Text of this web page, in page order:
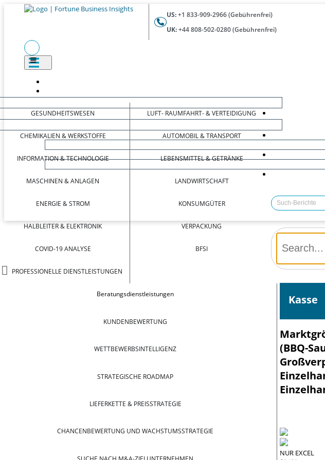
US:+1 833-909-2966 (Gebührenfrei)
UK:+44 808-502-0280 (Gebührenfrei)
GESUNDHEITSWESEN
CHEMIKALIEN & WERKSTOFFE
INFORMATION & TECHNOLOGIE
MASCHINEN & ANLAGEN
ENERGIE & STROM
HALBLEITER & ELEKTRONIK
COVID-19 ANALYSE
PROFESSIONELLE DIENSTLEISTUNGEN
LUFT- RAUMFAHRT- & VERTEIDIGUNG
AUTOMOBIL & TRANSPORT
LEBENSMITTEL & GETRÄNKE
LANDWIRTSCHAFT
KONSUMGÜTER
VERPACKUNG
BFSI
Beratungsdienstleistungen
KUNDENBEWERTUNG
WETTBEWERBSINTELLIGENZ
STRATEGISCHE ROADMAP
LIEFERKETTE & PREISSTRATEGIE
CHANCENBEWERTUNG UND WACHSTUMSSTRATEGIE
Kasse
(BBQ-
NUR EXCEL